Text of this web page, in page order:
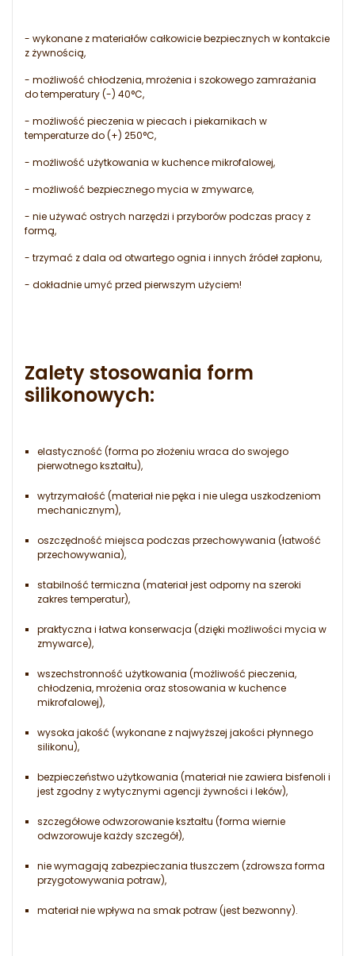
- wykonane z materiałów całkowicie bezpiecznych w kontakcie
z żywnością,
- możliwość chłodzenia, mrożenia i szokowego zamrażania
do temperatury (-) 40°C,
- możliwość pieczenia w piecach i piekarnikach w
temperaturze do (+) 250°C,
- możliwość użytkowania w kuchence mikrofalowej,
- możliwość bezpiecznego mycia w zmywarce,
- nie używać ostrych narzędzi i przyborów podczas pracy z
formą,
- trzymać z dala od otwartego ognia i innych źródeł zapłonu,
- dokładnie umyć przed pierwszym użyciem!
Zalety stosowania form
silikonowych:
elastyczność (forma po złożeniu wraca do swojego
pierwotnego kształtu),
wytrzymałość (materiał nie pęka i nie ulega uszkodzeniom
mechanicznym),
oszczędność miejsca podczas przechowywania (łatwość
przechowywania),
stabilność termiczna (materiał jest odporny na szeroki
zakres temperatur),
praktyczna i łatwa konserwacja (dzięki możliwości mycia w
zmywarce),
wszechstronność użytkowania (możliwość pieczenia,
chłodzenia, mrożenia oraz stosowania w kuchence
mikrofalowej),
wysoka jakość (wykonane z najwyższej jakości płynnego
silikonu),
bezpieczeństwo użytkowania (materiał nie zawiera bisfenoli i
jest zgodny z wytycznymi agencji żywności i leków),
szczegółowe odwzorowanie kształtu (forma wiernie
odwzorowuje każdy szczegół),
nie wymagają zabezpieczania tłuszczem (zdrowsza forma
przygotowywania potraw),
materiał nie wpływa na smak potraw (jest bezwonny).